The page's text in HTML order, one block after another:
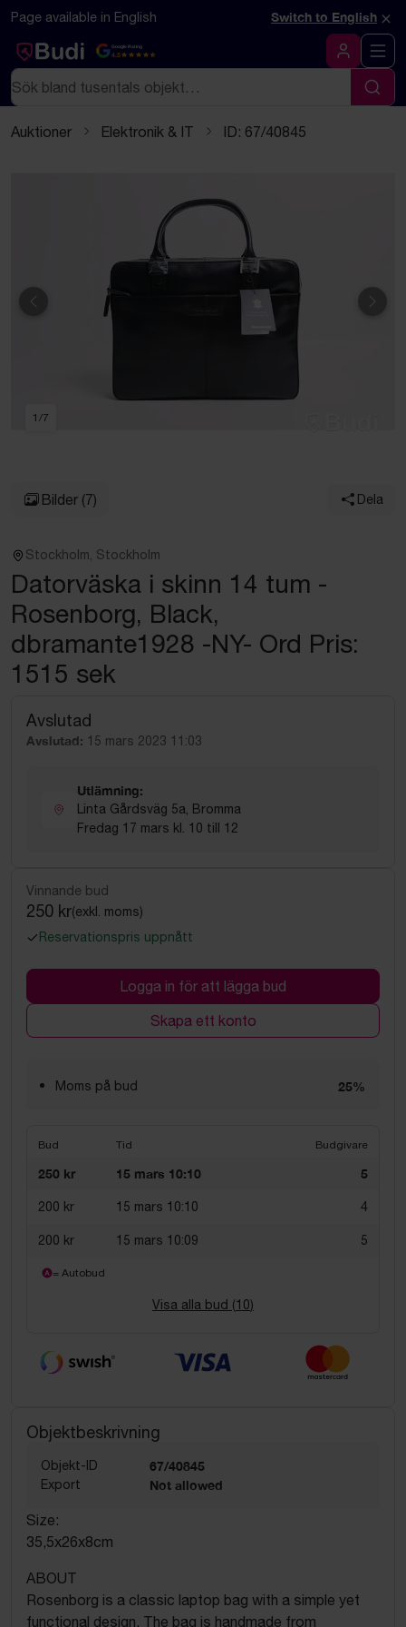
Hoppa till innehåll
Textbaserad (markdown) version av denna sida
Page available in English Switch to English ×
Google Rating
4.5
Logga in
Sök
Sök
Auktioner Elektronik & IT ID: 67/40845
Föregående
1 /7
Bilder (7) Dela
Stockholm, Stockholm
Datorväska i skinn 14 tum -
Rosenborg, Black,
dbramante1928 -NY- Ord Pris:
1515 sek
Avslutad
Avslutad: 15 mars 2023 11:03
Utlämning:
Linta Gårdsväg 5a, Bromma
Fredag 17 mars kl. 10 till 12
Vinnande bud
250 kr(exkl. moms)
Reservationspris uppnått
Logga in för att lägga bud
Skapa ett konto
Moms på bud 25%
Bud Tid Budgivare
250 kr 15 mars 10:10 5
200 kr 15 mars 10:10 4
200 kr 15 mars 10:09 5
= Autobud
Visa alla bud (10)
Objektbeskrivning
Objekt-ID 67/40845
Export Not allowed
Size:
35,5x26x8cm
ABOUT
Rosenborg is a classic laptop bag with a simple yet
functional design. The bag is handmade from